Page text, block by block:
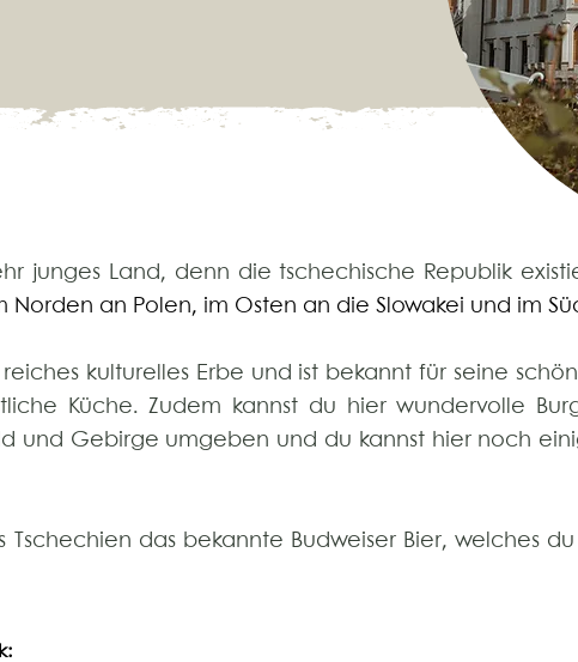
junges Land, denn die tschechische Republik
Norden an Polen, im Osten an die Slowakei und im
kulturelles Erbe und ist bekannt für seine
Küche. Zudem kannst du hier wundervolle
und Gebirge umgeben und du kannst hier noch
Tschechien das bekannte Budweiser Bier, welches